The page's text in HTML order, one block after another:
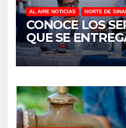
AL AIRE NOTICIAS NORTE DE
CONOCE LOS
QUE SE
JUAN JOSÉ RÍOS